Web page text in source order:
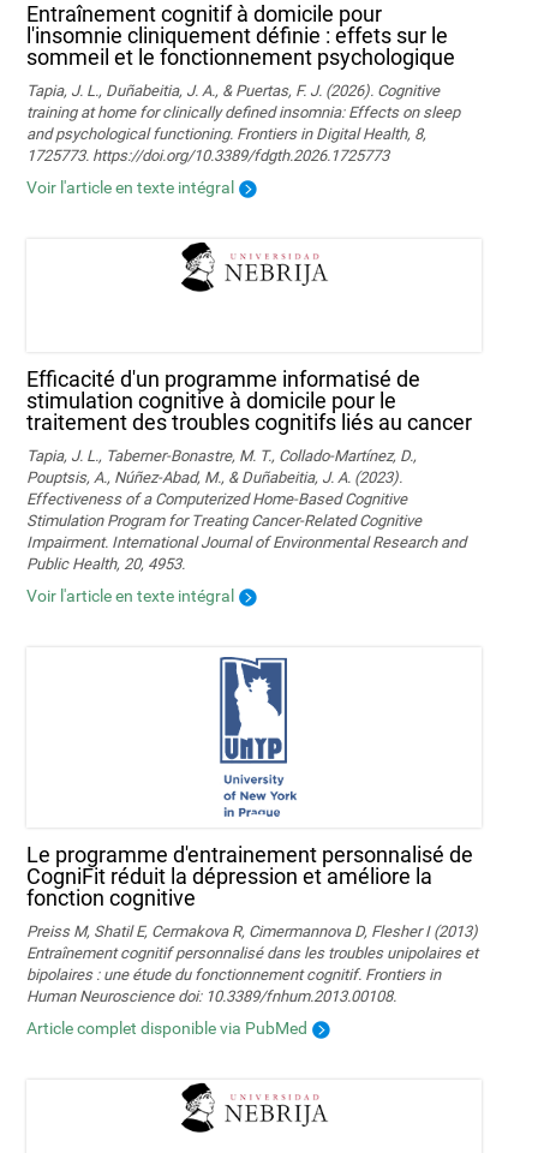
Entraînement cognitif à domicile pour
l'insomnie cliniquement définie : effets sur le
sommeil et le fonctionnement psychologique
Tapia, J. L., Duñabeitia, J. A., & Puertas, F. J. (2026). Cognitive
training at home for clinically defined insomnia: Effects on sleep
and psychological functioning. Frontiers in Digital Health, 8,
1725773. https://doi.org/10.3389/fdgth.2026.1725773
Voir l'article en texte intégral
Efficacité d'un programme informatisé de
stimulation cognitive à domicile pour le
traitement des troubles cognitifs liés au cancer
Tapia, J. L., Taberner-Bonastre, M. T., Collado-Martínez, D.,
Pouptsis, A., Núñez-Abad, M., & Duñabeitia, J. A. (2023).
Effectiveness of a Computerized Home-Based Cognitive
Stimulation Program for Treating Cancer-Related Cognitive
Impairment. International Journal of Environmental Research and
Public Health, 20, 4953.
Voir l'article en texte intégral
Le programme d'entrainement personnalisé de
CogniFit réduit la dépression et améliore la
fonction cognitive
Preiss M, Shatil E, Cermakova R, Cimermannova D, Flesher I (2013)
Entraînement cognitif personnalisé dans les troubles unipolaires et
bipolaires : une étude du fonctionnement cognitif. Frontiers in
Human Neuroscience doi: 10.3389/fnhum.2013.00108.
Article complet disponible via PubMed